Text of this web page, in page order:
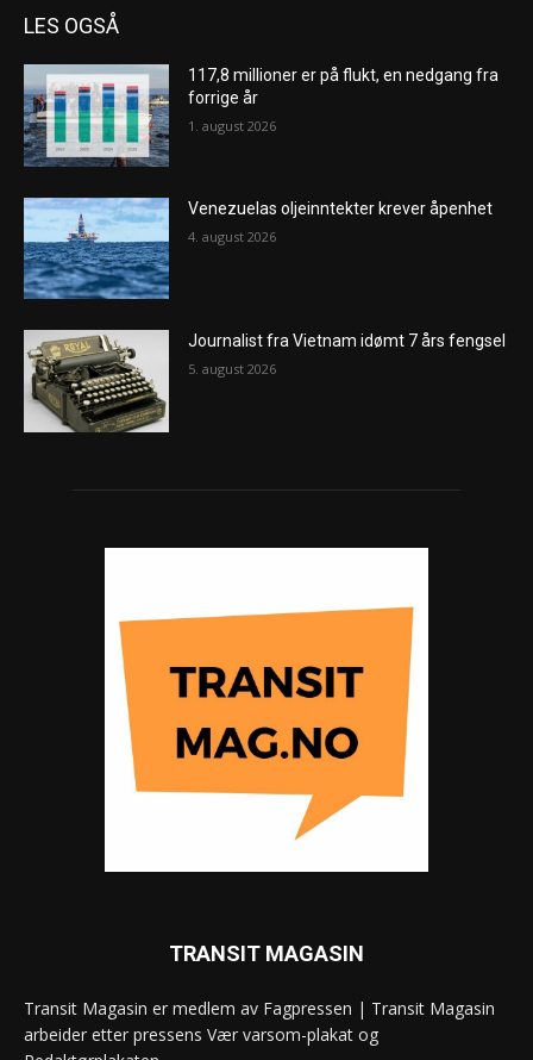
LES OGSÅ
117,8 millioner er på flukt, en nedgang fra
forrige år
1. august 2026
Venezuelas oljeinntekter krever åpenhet
4. august 2026
Journalist fra Vietnam idømt 7 års fengsel
5. august 2026
TRANSIT MAGASIN
Transit Magasin er medlem av Fagpressen | Transit Magasin
arbeider etter pressens Vær varsom-plakat og